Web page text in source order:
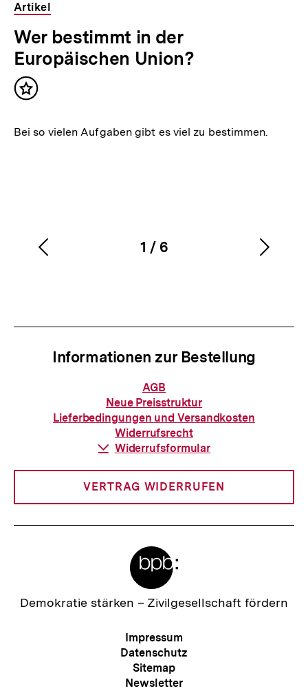
Artikel
Wer bestimmt in der
Europäischen Union?
Inhalt
Bei so vielen Aufgaben gibt es viel zu bestimmen.
Karussellinhalt
1
von
/ 6
Vorherigen
Informationen zur Bestellung
Informationen
zur
Bestellung
AGB
Neue Preisstruktur
Lieferbedingungen und Versandkosten
Widerrufsrecht
Download-
Widerrufsformular
VERTRAG WIDERRUFEN
Zur
Demokratie stärken – Zivilgesellschaft fördern
Meta-
Navigation
Impressum
Datenschutz
Sitemap
Newsletter